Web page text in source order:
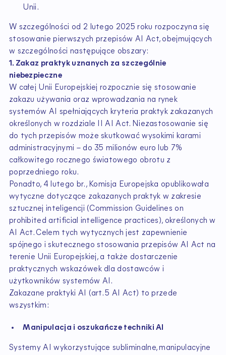
Unii.
W szczególności od 2 lutego 2025 roku rozpoczyna się
stosowanie pierwszych przepisów AI Act, obejmujących
w szczególności następujące obszary:
1. Zakaz praktyk uznanych za szczególnie
niebezpieczne
W całej Unii Europejskiej rozpocznie się stosowanie
zakazu używania oraz wprowadzania na rynek
systemów AI spełniających kryteria praktyk zakazanych
określonych w rozdziale II AI Act. Niezastosowanie się
do tych przepisów może skutkować wysokimi karami
administracyjnymi – do 35 milionów euro lub 7%
całkowitego rocznego światowego obrotu z
poprzedniego roku.
Ponadto, 4 lutego br., Komisja Europejska opublikowała
wytyczne dotyczące zakazanych praktyk w zakresie
sztucznej inteligencji (Commission Guidelines on
prohibited artificial intelligence practices), określonych w
AI Act. Celem tych wytycznych jest zapewnienie
spójnego i skutecznego stosowania przepisów AI Act na
terenie Unii Europejskiej, a także dostarczenie
praktycznych wskazówek dla dostawców i
użytkowników systemów AI.
Zakazane praktyki AI (art. 5 AI Act) to przede
wszystkim:
Manipulacja i oszukańcze techniki AI
Systemy AI wykorzystujące subliminalne, manipulacyjne